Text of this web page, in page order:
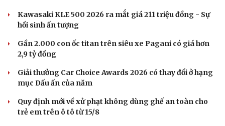
Kawasaki KLE 500 2026 ra mắt giá 211 triệu đồng - Sự
hồi sinh ấn tượng
Gần 2.000 con ốc titan trên siêu xe Pagani có giá hơn
2,9 tỷ đồng
Giải thưởng Car Choice Awards 2026 có thay đổi ở hạng
mục Dấu ấn của năm
Quy định mới về xử phạt không dùng ghế an toàn cho
trẻ em trên ô tô từ 15/8